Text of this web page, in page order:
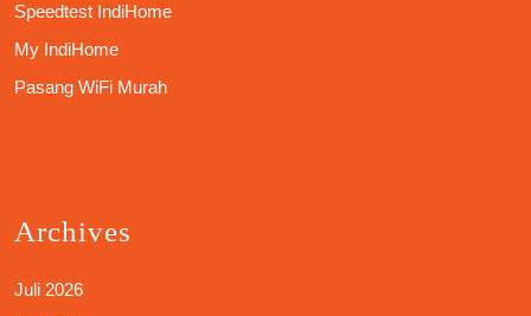
Speedtest IndiHome
My IndiHome
Pasang WiFi Murah
Archives
Juli 2026